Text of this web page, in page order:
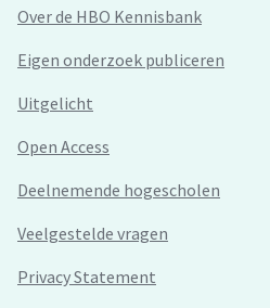
Over de HBO Kennisbank
Eigen onderzoek publiceren
Uitgelicht
Open Access
Deelnemende hogescholen
Veelgestelde vragen
Privacy Statement